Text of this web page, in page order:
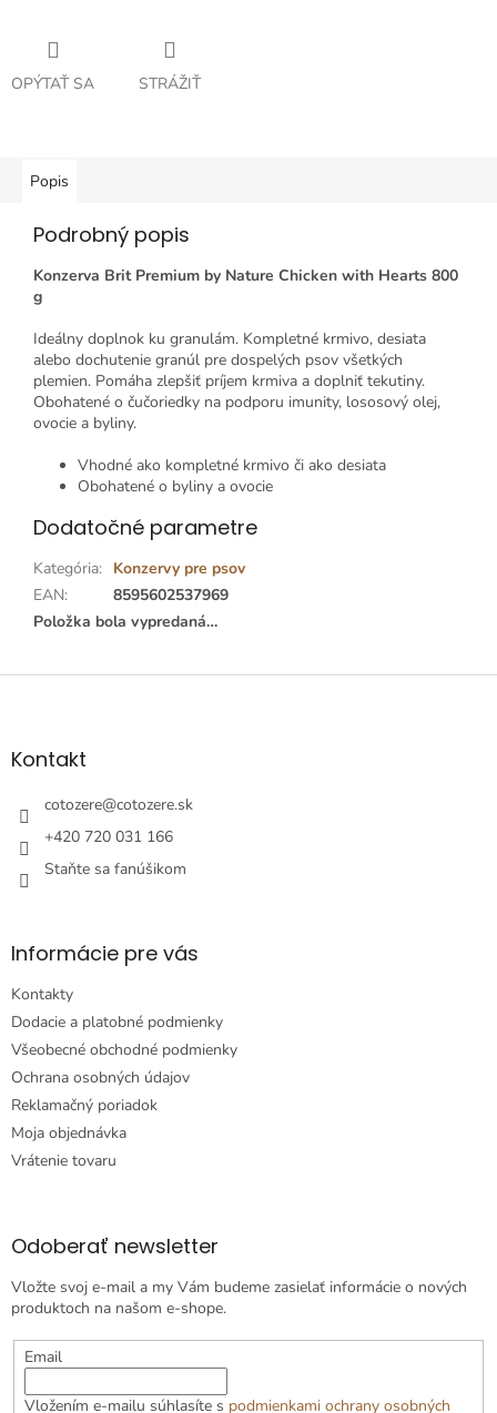
OPÝTAŤ SA STRÁŽIŤ
Popis
Podrobný popis
Konzerva Brit Premium by Nature Chicken with Hearts 800
g
Ideálny doplnok ku granulám. Kompletné krmivo, desiata
alebo dochutenie granúl pre dospelých psov všetkých
plemien. Pomáha zlepšiť príjem krmiva a doplniť tekutiny.
Obohatené o čučoriedky na podporu imunity, lososový olej,
ovocie a byliny.
Vhodné ako kompletné krmivo či ako desiata
Obohatené o byliny a ovocie
Dodatočné parametre
Kategória: Konzervy pre psov
EAN:
8595602537969
Položka bola vypredaná…
Z
äKontakt
cotozere@cotozere.sk
+420 720 031 166
Staňte sa fanúšikom
Informácie pre vás
Kontakty
Dodacie a platobné podmienky
Všeobecné obchodné podmienky
Ochrana osobných údajov
Reklamačný poriadok
Moja objednávka
Vrátenie tovaru
Odoberať newsletter
Vložte svoj e-mail a my Vám budeme zasielať informácie o nových
produktoch na našom e-shope.
Email
Vložením e-mailu súhlasíte s podmienkami ochrany osobných